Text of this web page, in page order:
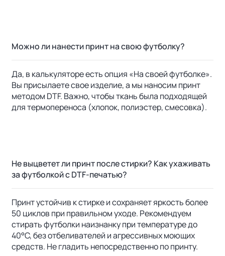
Можно ли нанести принт на свою футболку?
Да, в калькуляторе есть опция «На своей футболке».
Вы присылаете свое изделие, а мы наносим принт
методом DTF. Важно, чтобы ткань была подходящей
для термопереноса (хлопок, полиэстер, смесовка).
Не выцветет ли принт после стирки? Как ухаживать
за футболкой с DTF-печатью?
Принт устойчив к стирке и сохраняет яркость более
50 циклов при правильном уходе. Рекомендуем
стирать футболки наизнанку при температуре до
40°C, без отбеливателей и агрессивных моющих
средств. Не гладить непосредственно по принту.